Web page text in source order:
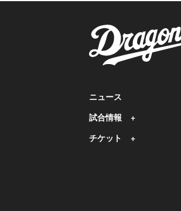
ニュース
試合情報
チケット